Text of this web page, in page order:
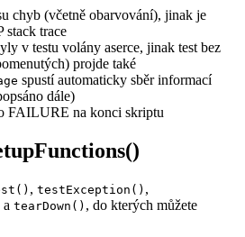
chyb (včetně obarvování), jinak je
stack trace
v testu volány aserce, jinak test bez
projde také
spustí automaticky sběr informací
dále)
FAILURE na konci skriptu
, testException() ,
a tearDown() , do kterých můžete